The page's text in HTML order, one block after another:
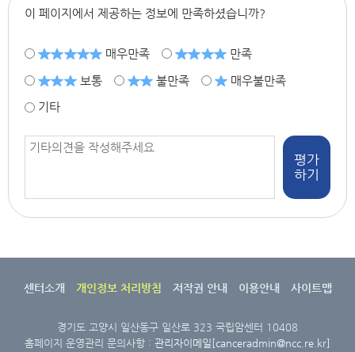
있
니
암
생
자
방
은
이 페이지에서 제공하는 정보에 만족하셨습니까?
매우만족
만족
보통
불만족
매우불만족
기타
평가
하기
센터소개 개인정보 처리방침 저작권 안내 이용안내 사이트맵
경기도 고양시 일산동구 일산로 323 국립암센터 10408
홈페이지 운영관리 문의사항 : 관리자이메일[canceradmin@ncc.re.kr]